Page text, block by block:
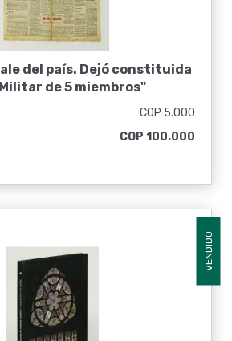
del país. Dejó constituida
de 5 miembros"
10 de mayo del 1957
COP 5.000
COP 100.000
VENDIDO